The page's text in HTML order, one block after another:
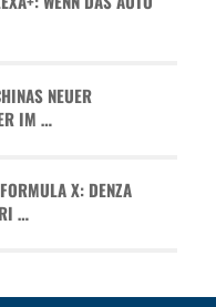
NEUER
IM …
X: DENZA
…